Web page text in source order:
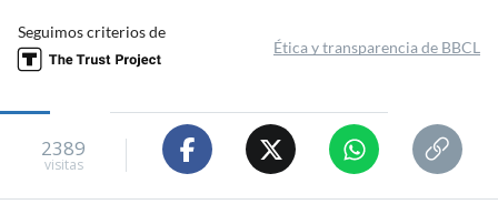
Seguimos criterios de
Ética y transparencia de BBCL
2389
visitas